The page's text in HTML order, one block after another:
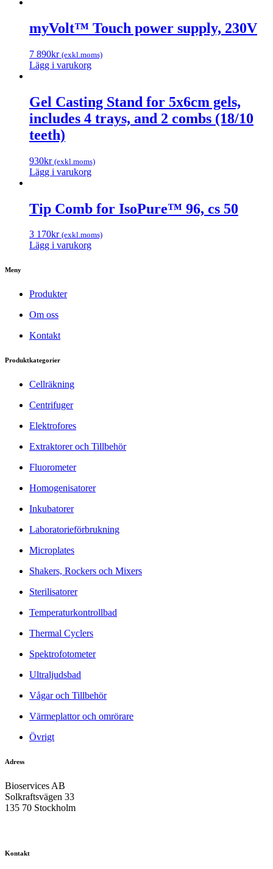
myVolt™ Touch power supply, 230V
7 890kr (exkl.moms)
Lägg i varukorg
Gel Casting Stand for 5x6cm gels,
includes 4 trays, and 2 combs (18/10
teeth)
930kr (exkl.moms)
Lägg i varukorg
Tip Comb for IsoPure™ 96, cs 50
3 170kr (exkl.moms)
Lägg i varukorg
Meny
Produkter
Om oss
Kontakt
Produktkategorier
Cellräkning
Centrifuger
Elektrofores
Extraktorer och Tillbehör
Fluorometer
Homogenisatorer
Inkubatorer
Laboratorieförbrukning
Microplates
Shakers, Rockers och Mixers
Sterilisatorer
Temperaturkontrollbad
Thermal Cyclers
Spektrofotometer
Ultraljudsbad
Vågar och Tillbehör
Värmeplattor och omrörare
Övrigt
Adress
Bioservices AB
Solkraftsvägen 33
135 70 Stockholm
Kontakt